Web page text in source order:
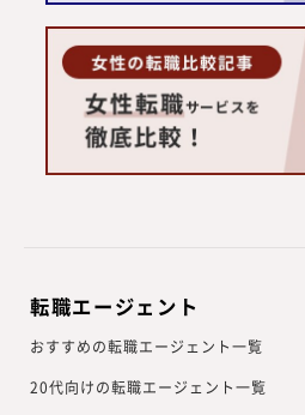
転職エージェント
おすすめの転職エージェント一覧
20代向けの転職エージェント一覧